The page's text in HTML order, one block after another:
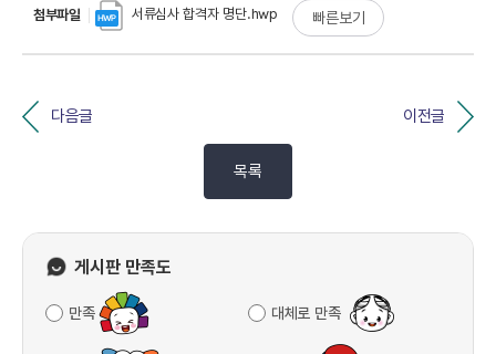
첨부파일 서류심사 합격자 명단.hwp 빠른보기
다음글 이전글
목록
게시판 만족도
만족 대체로 만족